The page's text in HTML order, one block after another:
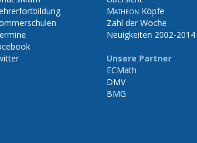
Matheon Köpfe
Zahl der Woche
Neuigkeiten 2002-2014
Unsere Partner
ECMath
DMV
BMG